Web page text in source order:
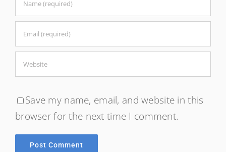
Save my name, email, and website in this
browser for the next time I comment.